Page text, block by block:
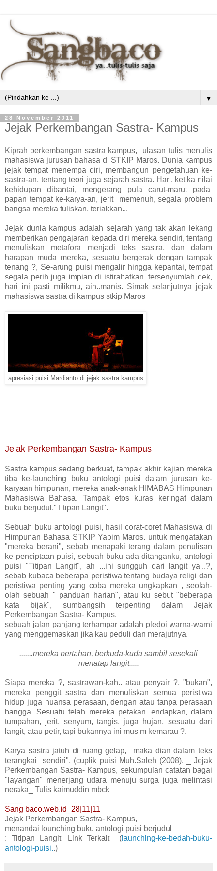
▼
28 November 2011
Jejak Perkembangan Sastra- Kampus
Kiprah perkembangan sastra kampus, ulasan tulis menulis
mahasiswa jurusan bahasa di STKIP Maros. Dunia kampus
jejak tempat menempa diri, membangun pengetahuan ke-
sastra-an, tentang teori juga sejarah sastra. Hari, ketika nilai
kehidupan dibantai, mengerang pula carut-marut pada
papan tempat ke-karya-an, jerit memenuh, segala problem
bangsa mereka tuliskan, teriakkan...
Jejak dunia kampus adalah sejarah yang tak akan lekang
memberikan pengajaran kepada diri mereka sendiri, tentang
menuliskan metafora menjadi teks sastra, dan dalam
harapan muda mereka, sesuatu bergerak dengan tampak
tenang ?, Se-arung puisi mengalir hingga kepantai, tempat
segala perih juga impian di istirahatkan, tersenyumlah dek,
hari ini pasti milikmu, aih..manis. Simak selanjutnya jejak
mahasiswa sastra di kampus stkip Maros
apresiasi puisi Mardianto di jejak sastra kampus
Jejak Perkembangan Sastra- Kampus
Sastra kampus sedang berkuat, tampak akhir kajian mereka
tiba ke-launching buku antologi puisi dalam jurusan ke-
karyaan himpunan, mereka anak-anak HIMABAS Himpunan
Mahasiswa Bahasa. Tampak etos kuras keringat dalam
buku berjudul,"Titipan Langit".
Sebuah buku antologi puisi, hasil corat-coret Mahasiswa di
Himpunan Bahasa STKIP Yapim Maros, untuk mengatakan
"mereka berani", sebab menapaki terang dalam penulisan
ke penciptaan puisi, sebuah buku ada ditanganku, antologi
puisi "Titipan Langit", ah ...ini sungguh dari langit ya...?,
sebab kubaca beberapa peristiwa tentang budaya religi dan
peristiwa penting yang coba mereka ungkapkan , seolah-
olah sebuah " panduan harian", atau ku sebut "beberapa
kata bijak", sumbangsih terpenting dalam Jejak
Perkembangan Sastra- Kampus.
sebuah jalan panjang terhampar adalah pledoi warna-warni
yang menggemaskan jika kau peduli dan merajutnya.
.......mereka bertahan, berkuda-kuda sambil sesekali
menatap langit.....
Siapa mereka ?, sastrawan-kah.. atau penyair ?, "bukan",
mereka penggit sastra dan menuliskan semua peristiwa
hidup juga nuansa perasaan, dengan atau tanpa perasaan
bangga. Sesuatu telah mereka petakan, endapkan, dalam
tumpahan, jerit, senyum, tangis, juga hujan, sesuatu dari
langit, atau petir, tapi bukannya ini musim kemarau ?.
Karya sastra jatuh di ruang gelap, maka dian dalam teks
terangkai sendiri", (cuplik puisi Muh.Saleh (2008). _ Jejak
Perkembangan Sastra- Kampus, sekumpulan catatan bagai
"layangan" menerjang udara menuju surga juga melintasi
neraka_ Tulis kaimuddin mbck
Sang baco.web.id_28|11|11
Jejak Perkembangan Sastra- Kampus,
menandai lounching buku antologi puisi berjudul
: Titipan Langit. Link Terkait ( launching-ke-bedah-buku-
antologi-puisi..)